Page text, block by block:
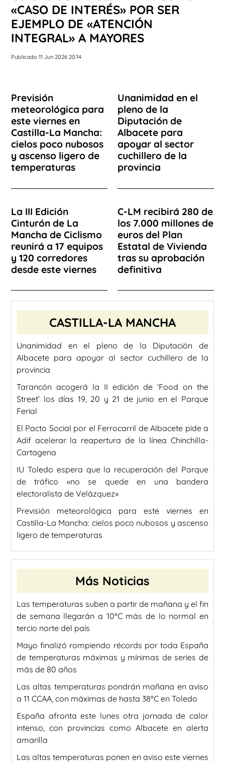
«CASO DE INTERÉS» POR SER
EJEMPLO DE «ATENCIÓN
INTEGRAL» A MAYORES
Publicado 11 Jun 2026 20:14
Previsión
meteorológica para
este viernes en
Castilla-La Mancha:
cielos poco nubosos
y ascenso ligero de
temperaturas
Unanimidad en el
pleno de la
Diputación de
Albacete para
apoyar al sector
cuchillero de la
provincia
La III Edición
Cinturón de La
Mancha de Ciclismo
reunirá a 17 equipos
y 120 corredores
desde este viernes
C-LM recibirá 280 de
los 7.000 millones de
euros del Plan
Estatal de Vivienda
tras su aprobación
definitiva
CASTILLA-LA MANCHA
Unanimidad en el pleno de la Diputación de
Albacete para apoyar al sector cuchillero de la
provincia
Tarancón acogerá la II edición de ‘Food on the
Street’ los días 19, 20 y 21 de junio en el Parque
Ferial
El Pacto Social por el Ferrocarril de Albacete pide a
Adif acelerar la reapertura de la línea Chinchilla-
Cartagena
IU Toledo espera que la recuperación del Parque
de tráfico «no se quede en una bandera
electoralista de Velázquez»
Previsión meteorológica para este viernes en
Castilla-La Mancha: cielos poco nubosos y ascenso
ligero de temperaturas
Más Noticias
Las temperaturas suben a partir de mañana y el fin
de semana llegarán a 10ºC más de lo normal en
tercio norte del país
Mayo finalizó rompiendo récords por toda España
de temperaturas máximas y mínimas de series de
más de 80 años
Las altas temperaturas pondrán mañana en aviso
a 11 CCAA, con máximas de hasta 38ºC en Toledo
España afronta este lunes otra jornada de calor
intenso, con provincias como Albacete en alerta
amarilla
Las altas temperaturas ponen en aviso este viernes